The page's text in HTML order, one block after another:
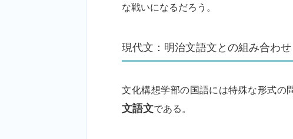
な戦いになるだろう。
現代文：明治文語文との組み合わせ
文化構想学部の国語には特殊な形式の
文語文である。